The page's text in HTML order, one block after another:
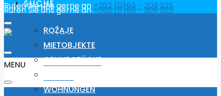
Rufen Sie uns gerne an+382 (0)69 - 209 925
SUCHE
ROŽAJE
MIETOBJEKTE
GRUNDSTÜCKE
WOHNUNGEN
Rufen Sie uns gerne an +382 (0)69 - 209 925
MENU